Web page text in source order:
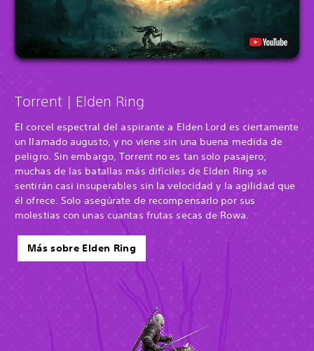
Torrent | Elden Ring
El corcel espectral del aspirante a Elden Lord es ciertamente
un llamado augusto, y no viene sin una buena medida de
peligro. Sin embargo, Torrent no es tan solo pasajero;
muchas de las batallas más difíciles de Elden Ring se
sentirán casi insuperables sin la velocidad y la agilidad que
él ofrece. Solo asegúrate de recompensarlo por sus
molestias con unas cuantas frutas secas de Rowa.
Más sobre Elden Ring